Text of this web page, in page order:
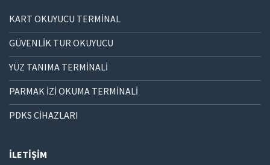
KART OKUYUCU TERMİNAL
GÜVENLİK TUR OKUYUCU
YÜZ TANIMA TERMİNALİ
PARMAK İZİ OKUMA TERMİNALİ
PDKS CİHAZLARI
İLETIŞIM